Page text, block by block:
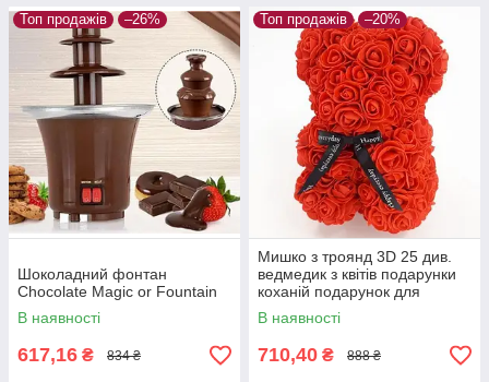
Топ продажів –26%
Шоколадний фонтан
Chocolate Magic or Fountain
В наявності
617,16 ₴ 834 ₴
Топ продажів –20%
Мишко з троянд 3D 25 див.
ведмедик з квітів подарунки
коханій подарунок для
дівчини ведмедик з квітів
В наявності
710,40 ₴ 888 ₴